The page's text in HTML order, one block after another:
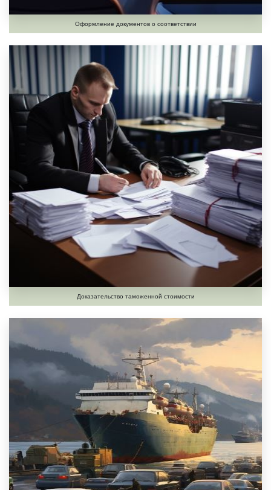
Оформление документов о соответствии
Доказательство таможенной стоимости